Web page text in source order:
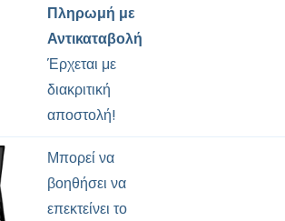
Πληρωμή με
Αντικαταβολή
Έρχεται με
διακριτική
αποστολή!
Μπορεί να
βοηθήσει να
επεκτείνει το